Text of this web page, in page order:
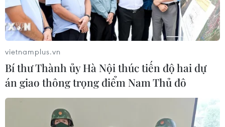
vietnamplus.vn
Bí thư Thành ủy Hà Nội thúc tiến độ hai dự
án giao thông trọng điểm Nam Thủ đô